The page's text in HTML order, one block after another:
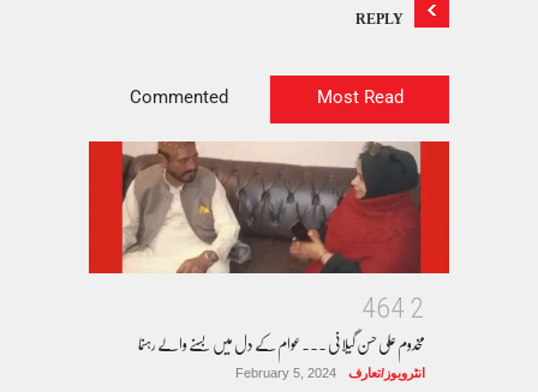
REPLY
Most Read
Commented
2
4
6
4
مخدوم علی حسن گیلانی ۔۔۔عوام کے دل میں بسنے والے رہنما
انٹرویوز/تعارف February 5, 2024